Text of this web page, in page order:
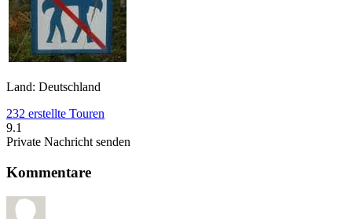
Land: Deutschland
232 erstellte Touren
9.1
Private Nachricht senden
Kommentare